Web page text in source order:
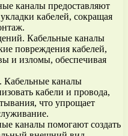
каналы предоставляют
кабелей, сокращая
Кабельные каналы
повреждения кабелей,
и изломы, обеспечивая
Кабельные каналы
кабели и провода,
что упрощает
каналы помогают создать